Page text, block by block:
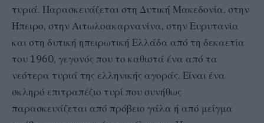
τυριά. Παρασκευάζεται στη Δυτική Μακεδονία, στην
Ήπειρο, στην Αιτωλοακαρνανίνα, στην Ευρυτανία
και στη δυτική ηπειρωτική Ελλάδα από τη δεκαετία
του 1960, γεγονός που το καθιστά ένα από τα
νεότερα τυριά της ελληνικής αγοράς. Είναι ένα
σκληρό επιτραπέζιο τυρί που συνήθως
παρασκευάζεται από πρόβειο γάλα ή από μείγμα